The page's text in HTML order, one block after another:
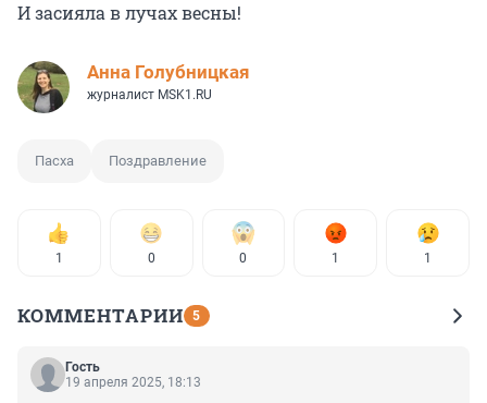
И засияла в лучах весны!
Анна Голубницкая
журналист MSK1.RU
Пасха Поздравление
1 0 0 1 1
КОММЕНТАРИИ 5
Гость
19 апреля 2025, 18:13